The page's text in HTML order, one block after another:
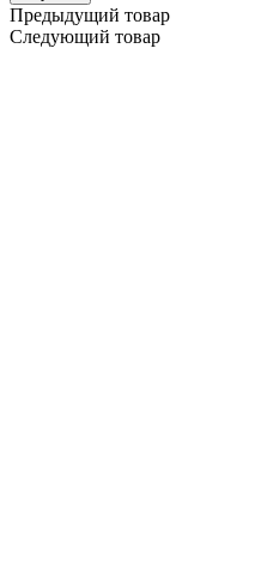
Предыдущий товар
Следующий товар